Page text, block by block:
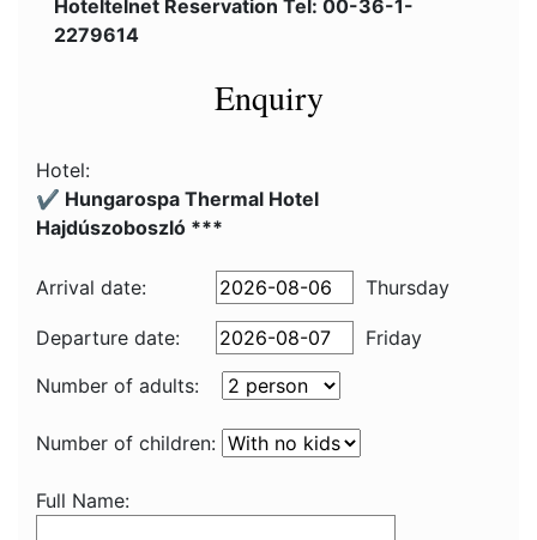
Hoteltelnet Reservation Tel: 00-36-1-
2279614
Enquiry
Hotel:
✔️ Hungarospa Thermal Hotel
Hajdúszoboszló ***
Arrival date: Thursday
Departure date:
Friday
Number of adults:
Number of children:
Full Name: